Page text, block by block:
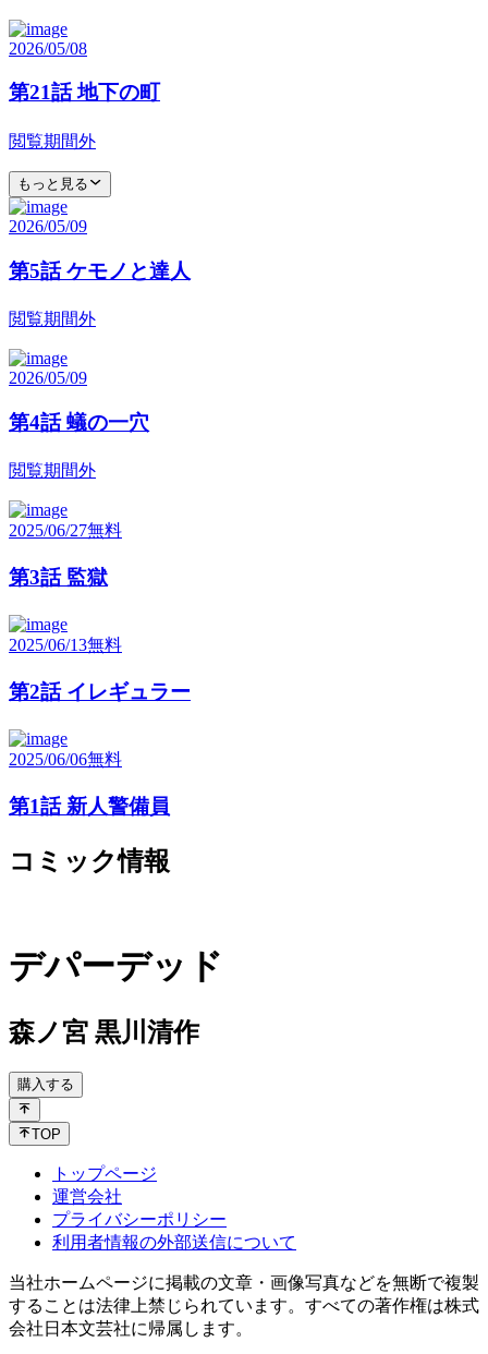
2026/05/08
第21話 地下の町
閲覧期間外
もっと見る
2026/05/09
第5話 ケモノと達人
閲覧期間外
2026/05/09
第4話 蟻の一穴
閲覧期間外
2025/06/27無料
第3話 監獄
2025/06/13無料
第2話 イレギュラー
2025/06/06無料
第1話 新人警備員
コミック情報
デパーデッド
森ノ宮 黒川清作
購入する
TOP
トップページ
運営会社
プライバシーポリシー
利用者情報の外部送信について
当社ホームページに掲載の文章・画像写真などを無断で複製
することは法律上禁じられています。すべての著作権は株式
会社日本文芸社に帰属します。